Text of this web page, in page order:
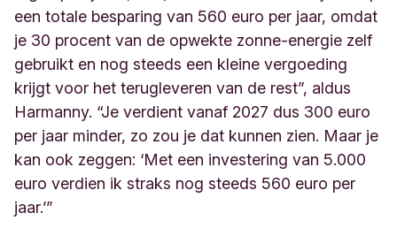
een totale besparing van 560 euro per jaar, omdat
je 30 procent van de opwekte zonne-energie zelf
gebruikt en nog steeds een kleine vergoeding
krijgt voor het terugleveren van de rest”, aldus
Harmanny. “Je verdient vanaf 2027 dus 300 euro
per jaar minder, zo zou je dat kunnen zien. Maar je
kan ook zeggen: ‘Met een investering van 5.000
euro verdien ik straks nog steeds 560 euro per
jaar.’”